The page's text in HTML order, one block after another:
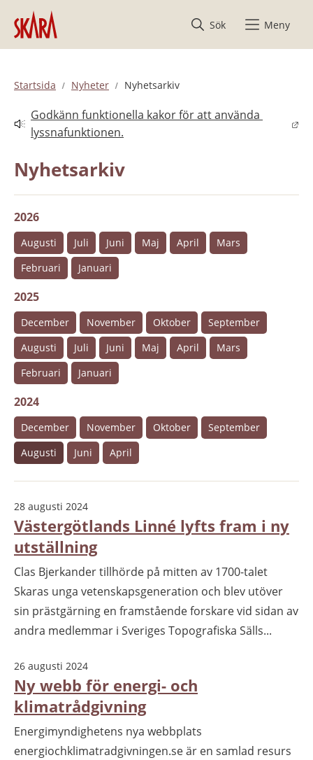
Hoppa till innehåll
Sök
Meny
Startsida Nyheter Nyhetsarkiv
Godkänn funktionella kakor för att använda
lyssnafunktionen.
Länk till annan webbplats.
Nyhetsarkiv
2026
Augusti Juli Juni Maj April
Mars
Februari
Januari
2025
December November Oktober
September
Augusti
Juli Juni Maj April
Mars
Februari
Januari
2024
December November Oktober
September
Augusti
Juni April
28 augusti 2024
Västergötlands Linné lyfts fram i ny
utställning
Clas Bjerkander tillhörde på mitten av 1700-talet
Skaras unga vetenskapsgeneration och blev utöver
sin prästgärning en framstående forskare vid sidan av
andra medlemmar i Sveriges Topografiska Sälls...
26 augusti 2024
Ny webb för energi- och
klimatrådgivning
Energimyndighetens nya webbplats
energiochklimatradgivningen.se är en samlad resurs